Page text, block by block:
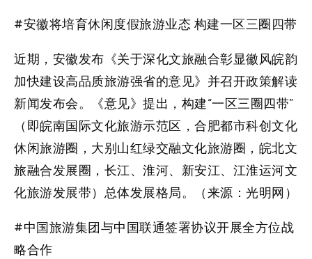
#安徽将培育休闲度假旅游业态 构建一区三圈四带
近期，安徽发布《关于深化文旅融合彰显徽风皖韵
加快建设高品质旅游强省的意见》并召开政策解读
新闻发布会。《意见》提出，构建“一区三圈四带”
（即皖南国际文化旅游示范区，合肥都市科创文化
休闲旅游圈，大别山红绿交融文化旅游圈，皖北文
旅融合发展圈，长江、淮河、新安江、江淮运河文
化旅游发展带）总体发展格局。（来源：光明网）
#中国旅游集团与中国联通签署协议开展全方位战
略合作